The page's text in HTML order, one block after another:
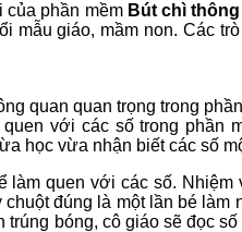
của phần mềm Bút chì
mẫu giáo, mầm non. Các
quan quan trọng trong
với các số trong phần
học vừa nhận biết các số
làm quen với các số. Nhiệm
đúng là một lần bé làm
bóng, cô giáo sẽ đọc